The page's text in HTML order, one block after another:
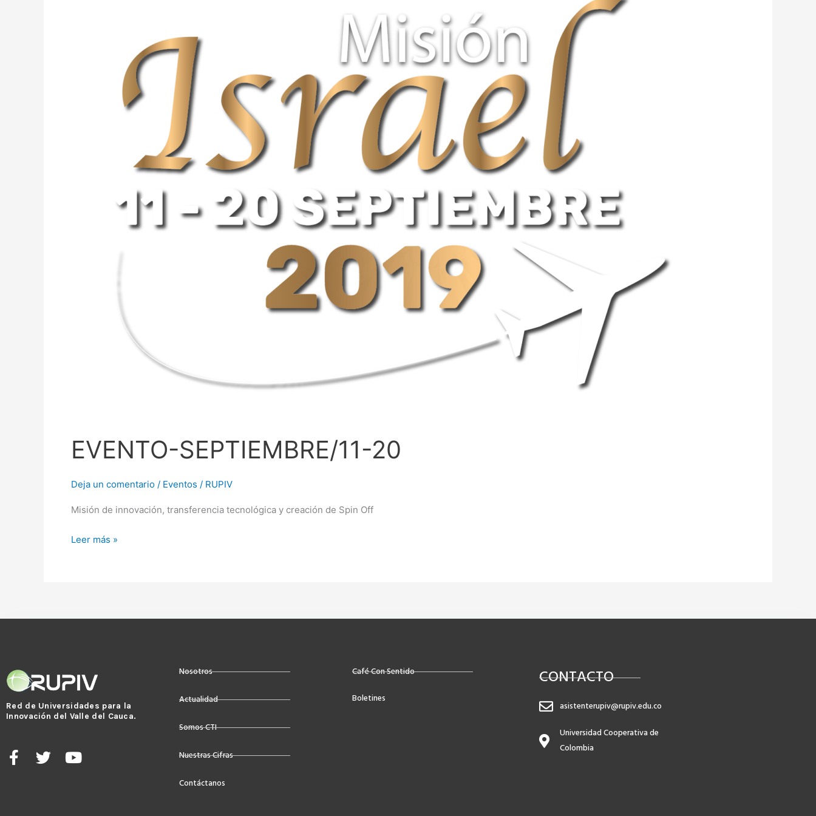
EVENTO-SEPTIEMBRE/11-20
Deja un comentario / Eventos / RUPIV
Misión de innovación, transferencia tecnológica y creación de Spin Off
Leer más »
Red de Universidades para la
Innovación del Valle del Cauca.
F
a
T
w
Y
o
Nosotros
Actualidad
Somos CTI
Nuestras Cifras
Contáctanos
Café Con Sentido
Boletines
CONTACTO
asistenterupiv@rupiv.edu.co
Universidad Cooperativa de
Colombia